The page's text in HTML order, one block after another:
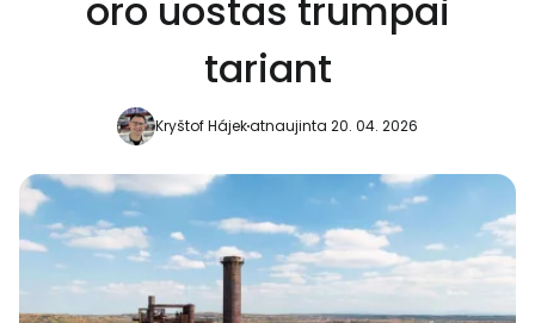
oro uostas trumpai
tariant
Kryštof Hájekatnaujinta 20. 04. 2026
Tęsti su Facebook
Tęsti el. paštu